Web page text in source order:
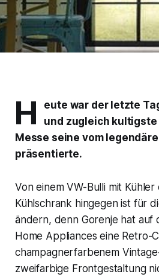
H
eute war der letzte
und zugleich
Messe seine vom
präsentierte.
Von einem VW-Bulli mit
Kühlschrank hingegen ist für
ändern, denn Gorenje hat auf
Home Appliances eine Retro-
champagnerfarbenem
zweifarbige Frontgestaltung